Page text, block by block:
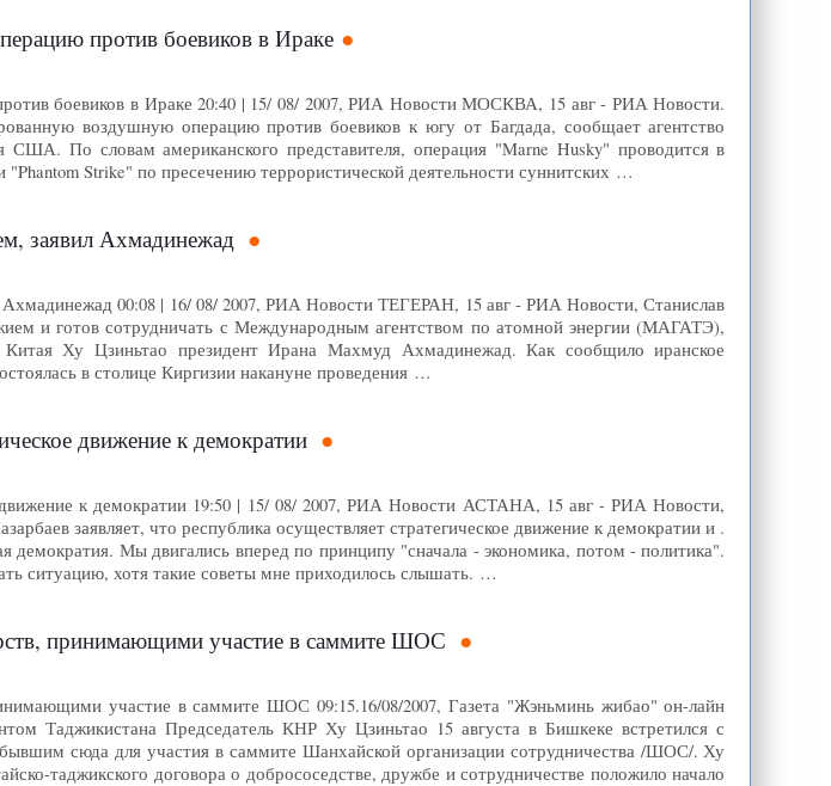
против боевиков в Ираке
боевиков в Ираке 20:40 | 15/ 08/ 2007, РИА Новости МОСКВА, 15 авг - РИА Новости.
воздушную операцию против боевиков к югу от Багдада, сообщает агентство
США. По словам американского представителя, операция "Marne Husky" проводится в
Strike" по пресечению террористической деятельности суннитских …
заявил Ахмадинежад
00:08 | 16/ 08/ 2007, РИА Новости ТЕГЕРАН, 15 авг - РИА Новости, Станислав
и готов сотрудничать с Международным агентством по атомной энергии (МАГАТЭ),
Ху Цзиньтао президент Ирана Махмуд Ахмадинежад. Как сообщило иранское
в столице Киргизии накануне проведения …
движение к демократии
движение к демократии 19:50 | 15/ 08/ 2007, РИА Новости АСТАНА, 15 авг - РИА Новости,
заявляет, что республика осуществляет стратегическое движение к демократии и .
Мы двигались вперед по принципу "сначала - экономика, потом - политика".
ситуацию, хотя такие советы мне приходилось слышать. …
принимающими участие в саммите ШОС
участие в саммите ШОС 09:15.16/08/2007, Газета "Жэньминь жибао" он-лайн
Таджикистана Председатель КНР Ху Цзиньтао 15 августа в Бишкеке встретился с
сюда для участия в саммите Шанхайской организации сотрудничества /ШОС/. Ху
таджикского договора о добрососедстве, дружбе и сотрудничестве положило начало